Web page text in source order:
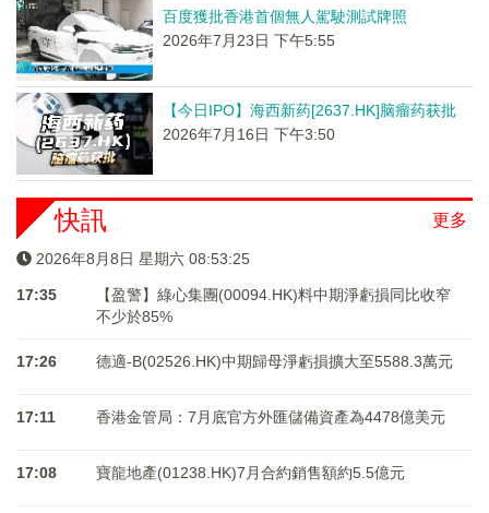
百度獲批香港首個無人駕駛測試牌照
2026年7月23日 下午5:55
【今日IPO】海西新药[2637.HK]脑瘤药获批
2026年7月16日 下午3:50
更多
快訊
2026年8月8日 星期六 08:53:26
17:35
【盈警】綠心集團(00094.HK)料中期淨虧損同比收窄
不少於85%
17:26 德適-B(02526.HK)中期歸母淨虧損擴大至5588.3萬元
17:11 香港金管局：7月底官方外匯儲備資產為4478億美元
17:08 寶龍地產(01238.HK)7月合約銷售額約5.5億元